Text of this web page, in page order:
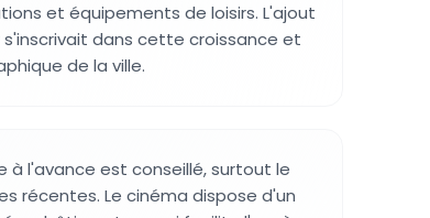
et équipements de loisirs. L'ajout
dans cette croissance et
de la ville.
à l'avance est conseillé, surtout le
récentes. Le cinéma dispose d'un